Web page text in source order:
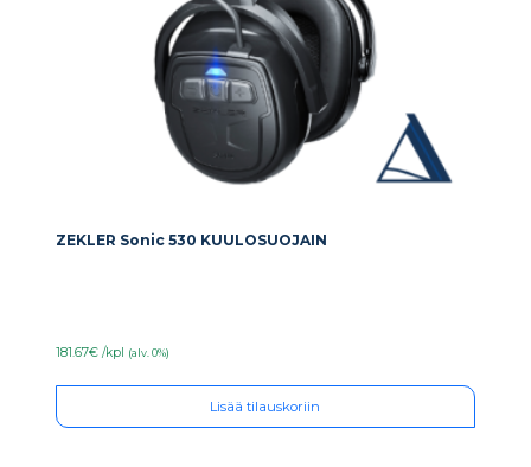
ZEKLER Sonic 530 KUULOSUOJAIN
181.67€ /kpl (alv. 0%)
Lisää tilauskoriin